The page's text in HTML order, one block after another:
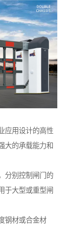
应用设计的高性
大的承载能力和
分别控制闸门的
于大型或重型闸
钢材或合金材